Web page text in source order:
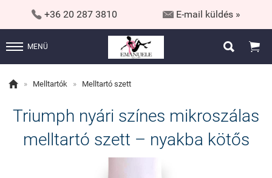
 +36 20 287 3810  E-mail küldés »
MENÜ  
 » Melltartók » Melltartó szett
Triumph nyári színes mikroszálas
melltartó szett – nyakba kötős